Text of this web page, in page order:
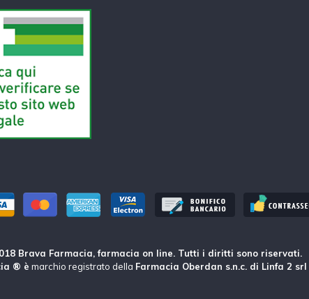
Brava Farmacia, farmacia on line. Tutti i diritti sono riservati.
® è marchio registrato della Farmacia Oberdan s.n.c. di Linfa 2 srl